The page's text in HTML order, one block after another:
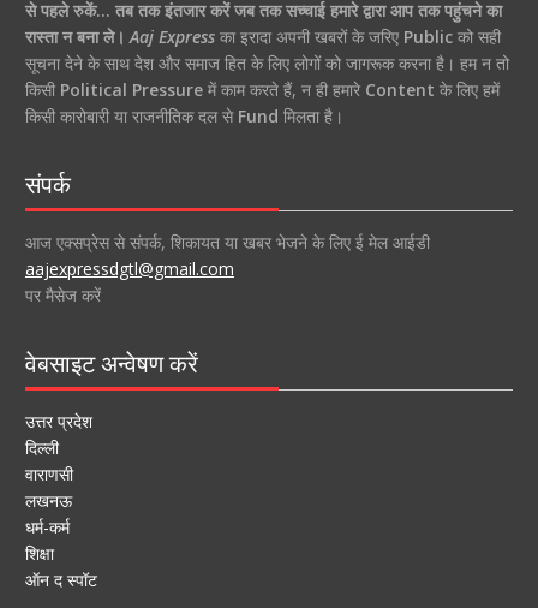
से पहले रुकें… तब तक इंतजार करें जब तक सच्चाई हमारे द्वारा आप तक पहुंचने का
रास्ता न बना ले। Aaj Expressका इरादा अपनी खबरों के जरिए Publicको सही
सूचना देने के साथ देश और समाज हित के लिए लोगों को जागरूक करना है। हम न तो
किसी Political Pressureमें काम करते हैं, न ही हमारे Content के लिए हमें
किसी कारोबारी या राजनीतिक दल से Fund मिलता है।
संपर्क
आज एक्सप्रेस से संपर्क, शिकायत या खबर भेजने के लिए ई मेल आईडी
aajexpressdgtl@gmail.com
पर मैसेज करें
वेबसाइट अन्वेषण करें
उत्तर प्रदेश
दिल्ली
वाराणसी
लखनऊ
धर्म-कर्म
शिक्षा
ऑन द स्पॉट